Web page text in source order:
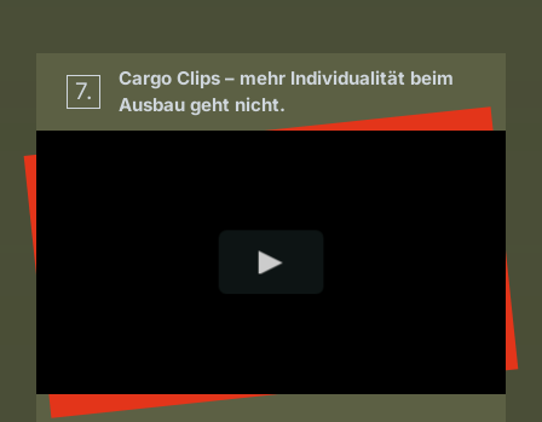
7.
Cargo Clips – mehr Individualität beim
Ausbau geht nicht.